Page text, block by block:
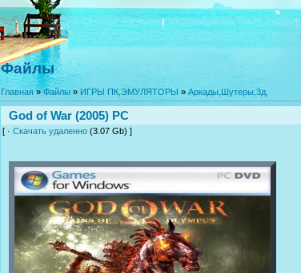
Файлы
Главная»Файлы» ИГРЫ ПК,ЭМУЛЯТОРЫ »Аркады,Шутеры,3д,
God of War (2005) PC
[ · Скачать удаленно (3.07 Gb) ]